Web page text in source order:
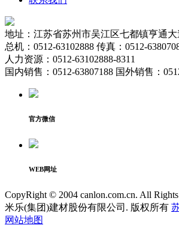
地址：江苏省苏州市吴江区七都镇亨通大
总机：0512-63102888 传真：0512-
人力资源：0512-63102888-8311
国内销售：0512-63807188 国外销售：
官方微信
WEB网址
CopyRight © 2004 canlon.com.cn. All
米乐(集团)建材股份有限公司. 版权所有
网站地图